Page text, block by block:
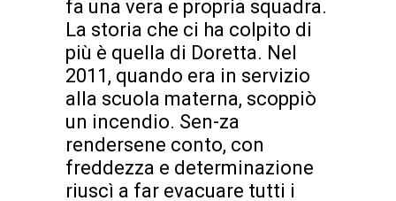
fa una vera e propria squadra.
La storia che ci ha colpito di
più è quella di Doretta. Nel
2011, quando era in servizio
alla scuola materna, scoppiò
un incendio. Sen-za
rendersene conto, con
freddezza e determinazione
riuscì a far evacuare tutti i